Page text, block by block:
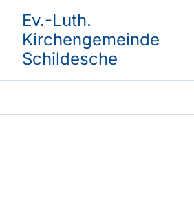
Ev.-Luth.
Kirchengemeinde
Schildesche